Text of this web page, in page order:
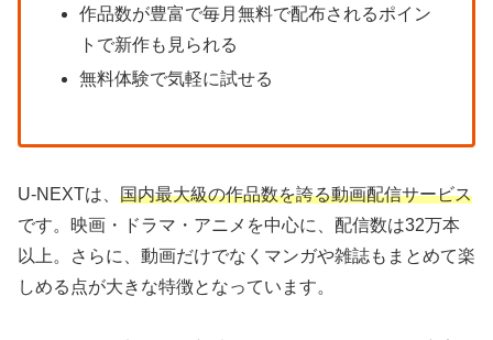
作品数が豊富で毎月無料で配布されるポイン
トで新作も見られる
無料体験で気軽に試せる
U-NEXTは、 国内最大級の作品数を誇る動画配信サービス
です。映画・ドラマ・アニメを中心に、配信数は32万本
以上。さらに、動画だけでなくマンガや雑誌もまとめて楽
しめる点が大きな特徴となっています。